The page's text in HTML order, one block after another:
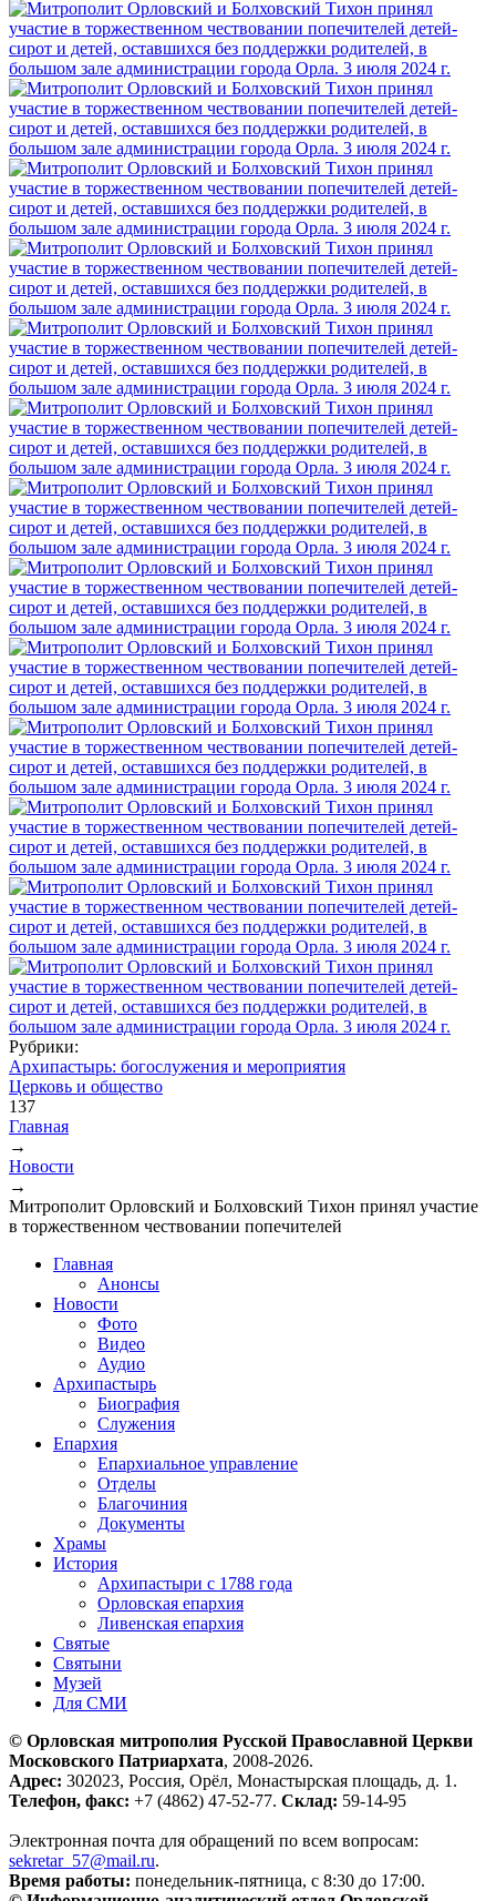
Рубрики:
Архипастырь: богослужения и мероприятия
Церковь и общество
137
Вы здесь
Главная
→
Новости
→
Митрополит Орловский и Болховский Тихон принял участие
в торжественном чествовании попечителей
Главная
Анонсы
Новости
Фото
Видео
Аудио
Архипастырь
Биография
Служения
Епархия
Епархиальное управление
Отделы
Благочиния
Документы
Храмы
История
Архипастыри с 1788 года
Орловская епархия
Ливенская епархия
Святые
Святыни
Музей
Для СМИ
© Орловская митрополия Русской Православной Церкви
Московского Патриархата, 2008-2026.
Адрес: 302023, Россия, Орёл, Монастырская площадь, д. 1.
Телефон, факс: +7 (4862) 47-52-77. Склад: 59-14-95
Электронная почта для обращений по всем вопросам:
sekretar_57@mail.ru.
Время работы: понедельник-пятница, с 8:30 до 17:00.